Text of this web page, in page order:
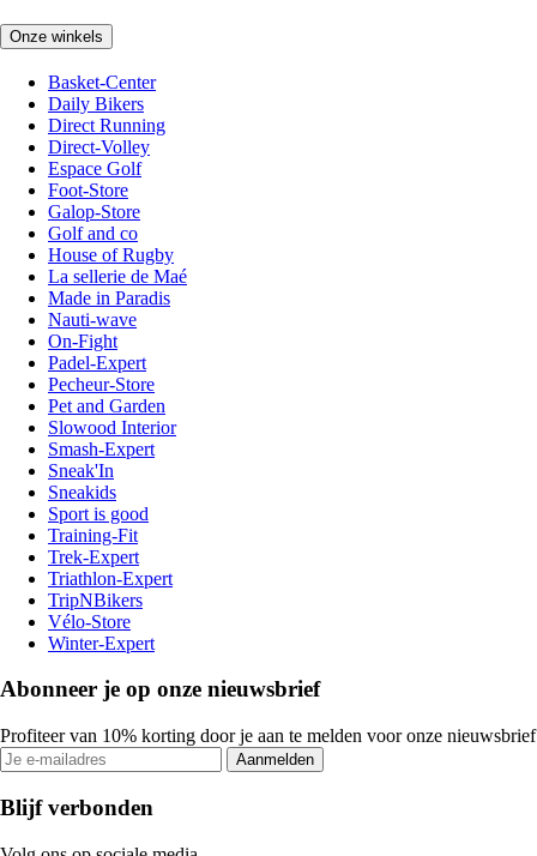
Onze winkels
Basket-Center
Daily Bikers
Direct Running
Direct-Volley
Espace Golf
Foot-Store
Galop-Store
Golf and co
House of Rugby
La sellerie de Maé
Made in Paradis
Nauti-wave
On-Fight
Padel-Expert
Pecheur-Store
Pet and Garden
Slowood Interior
Smash-Expert
Sneak'In
Sneakids
Sport is good
Training-Fit
Trek-Expert
Triathlon-Expert
TripNBikers
Vélo-Store
Winter-Expert
Abonneer je op onze nieuwsbrief
Profiteer van 10% korting door je aan te melden voor onze nieuwsbrief
Aanmelden
Blijf verbonden